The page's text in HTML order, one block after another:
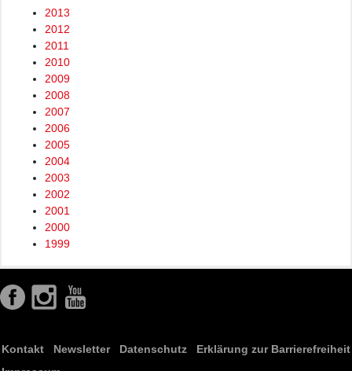
2013
2012
2011
2010
2009
2008
2007
2006
2005
2004
2003
2002
2001
2000
1999
Kontakt Newsletter Datenschutz
Erklärung zur Barrierefreiheit